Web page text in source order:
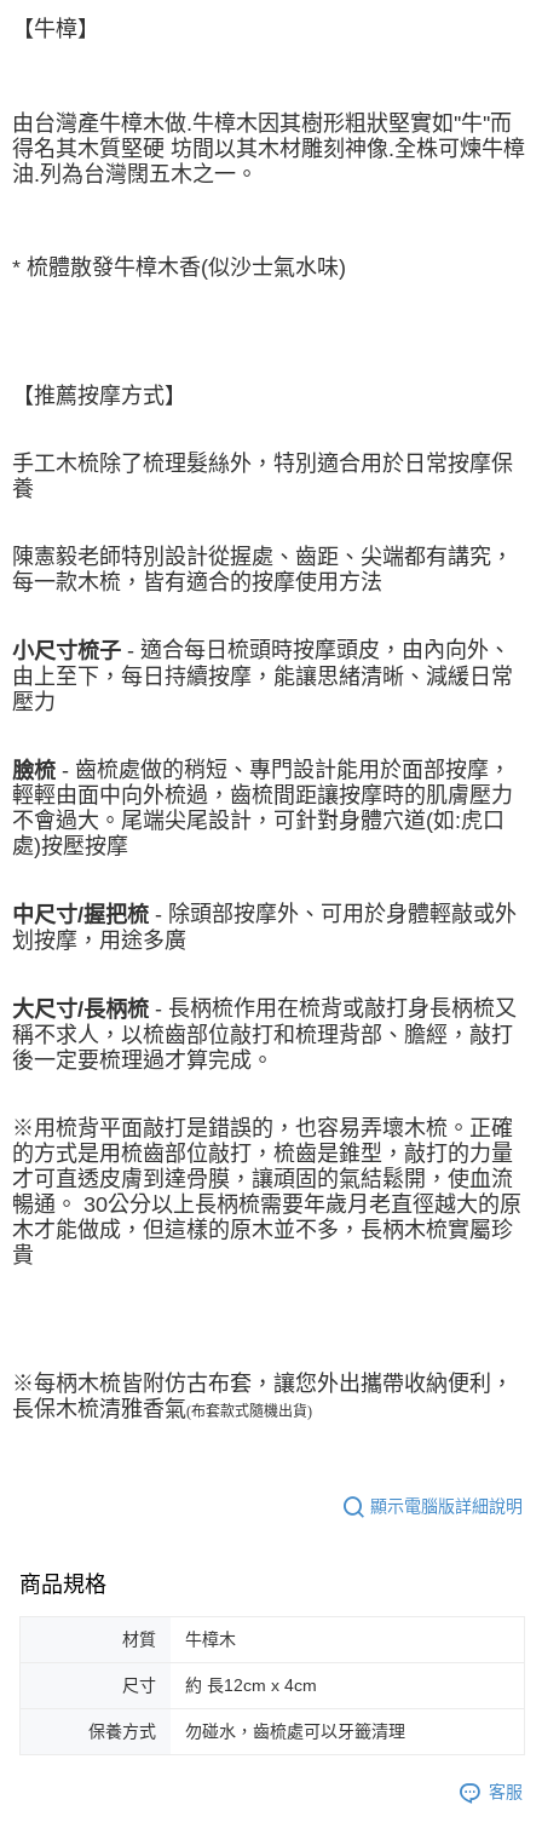
【牛樟】
由台灣產牛樟木做.牛樟木因其樹形粗狀堅實如''牛''而
得名其木質堅硬 坊間以其木材雕刻神像.全株可煉牛樟
油.列為台灣闊五木之一。
* 梳體散發牛樟木香(似沙士氣水味)
【推薦按摩方式】
手工木梳除了梳理髮絲外，特別適合用於日常按摩保
養
陳憲毅老師特別設計從握處、齒距、尖端都有講究，
每一款木梳，皆有適合的按摩使用方法
小尺寸梳子 - 適合每日梳頭時按摩頭皮，由內向外、
由上至下，每日持續按摩，能讓思緒清晰、減緩日常
壓力
臉梳 - 齒梳處做的稍短、專門設計能用於面部按摩，
輕輕由面中向外梳過，齒梳間距讓按摩時的肌膚壓力
不會過大。尾端尖尾設計，可針對身體穴道(如:虎口
處)按壓按摩
中尺寸/握把梳 - 除頭部按摩外、可用於身體輕敲或外
划按摩，用途多廣
大尺寸/長柄梳 - 長柄梳作用在梳背或敲打身長柄梳又
稱不求人，以梳齒部位敲打和梳理背部、膽經，敲打
後一定要梳理過才算完成。
※用梳背平面敲打是錯誤的，也容易弄壞木梳。正確
的方式是用梳齒部位敲打，梳齒是錐型，敲打的力量
才可直透皮膚到達骨膜，讓頑固的氣結鬆開，使血流
暢通。 30公分以上長柄梳需要年歲月老直徑越大的原
木才能做成，但這樣的原木並不多，長柄木梳實屬珍
貴
※每柄木梳皆附仿古布套，讓您外出攜帶收納便利，
長保木梳清雅香氣(布套款式隨機出貨)
顯示電腦版詳細說明
商品規格
材質 牛樟木
尺寸 約 長12cm x 4cm
保養方式 勿碰水，齒梳處可以牙籤清理
客服